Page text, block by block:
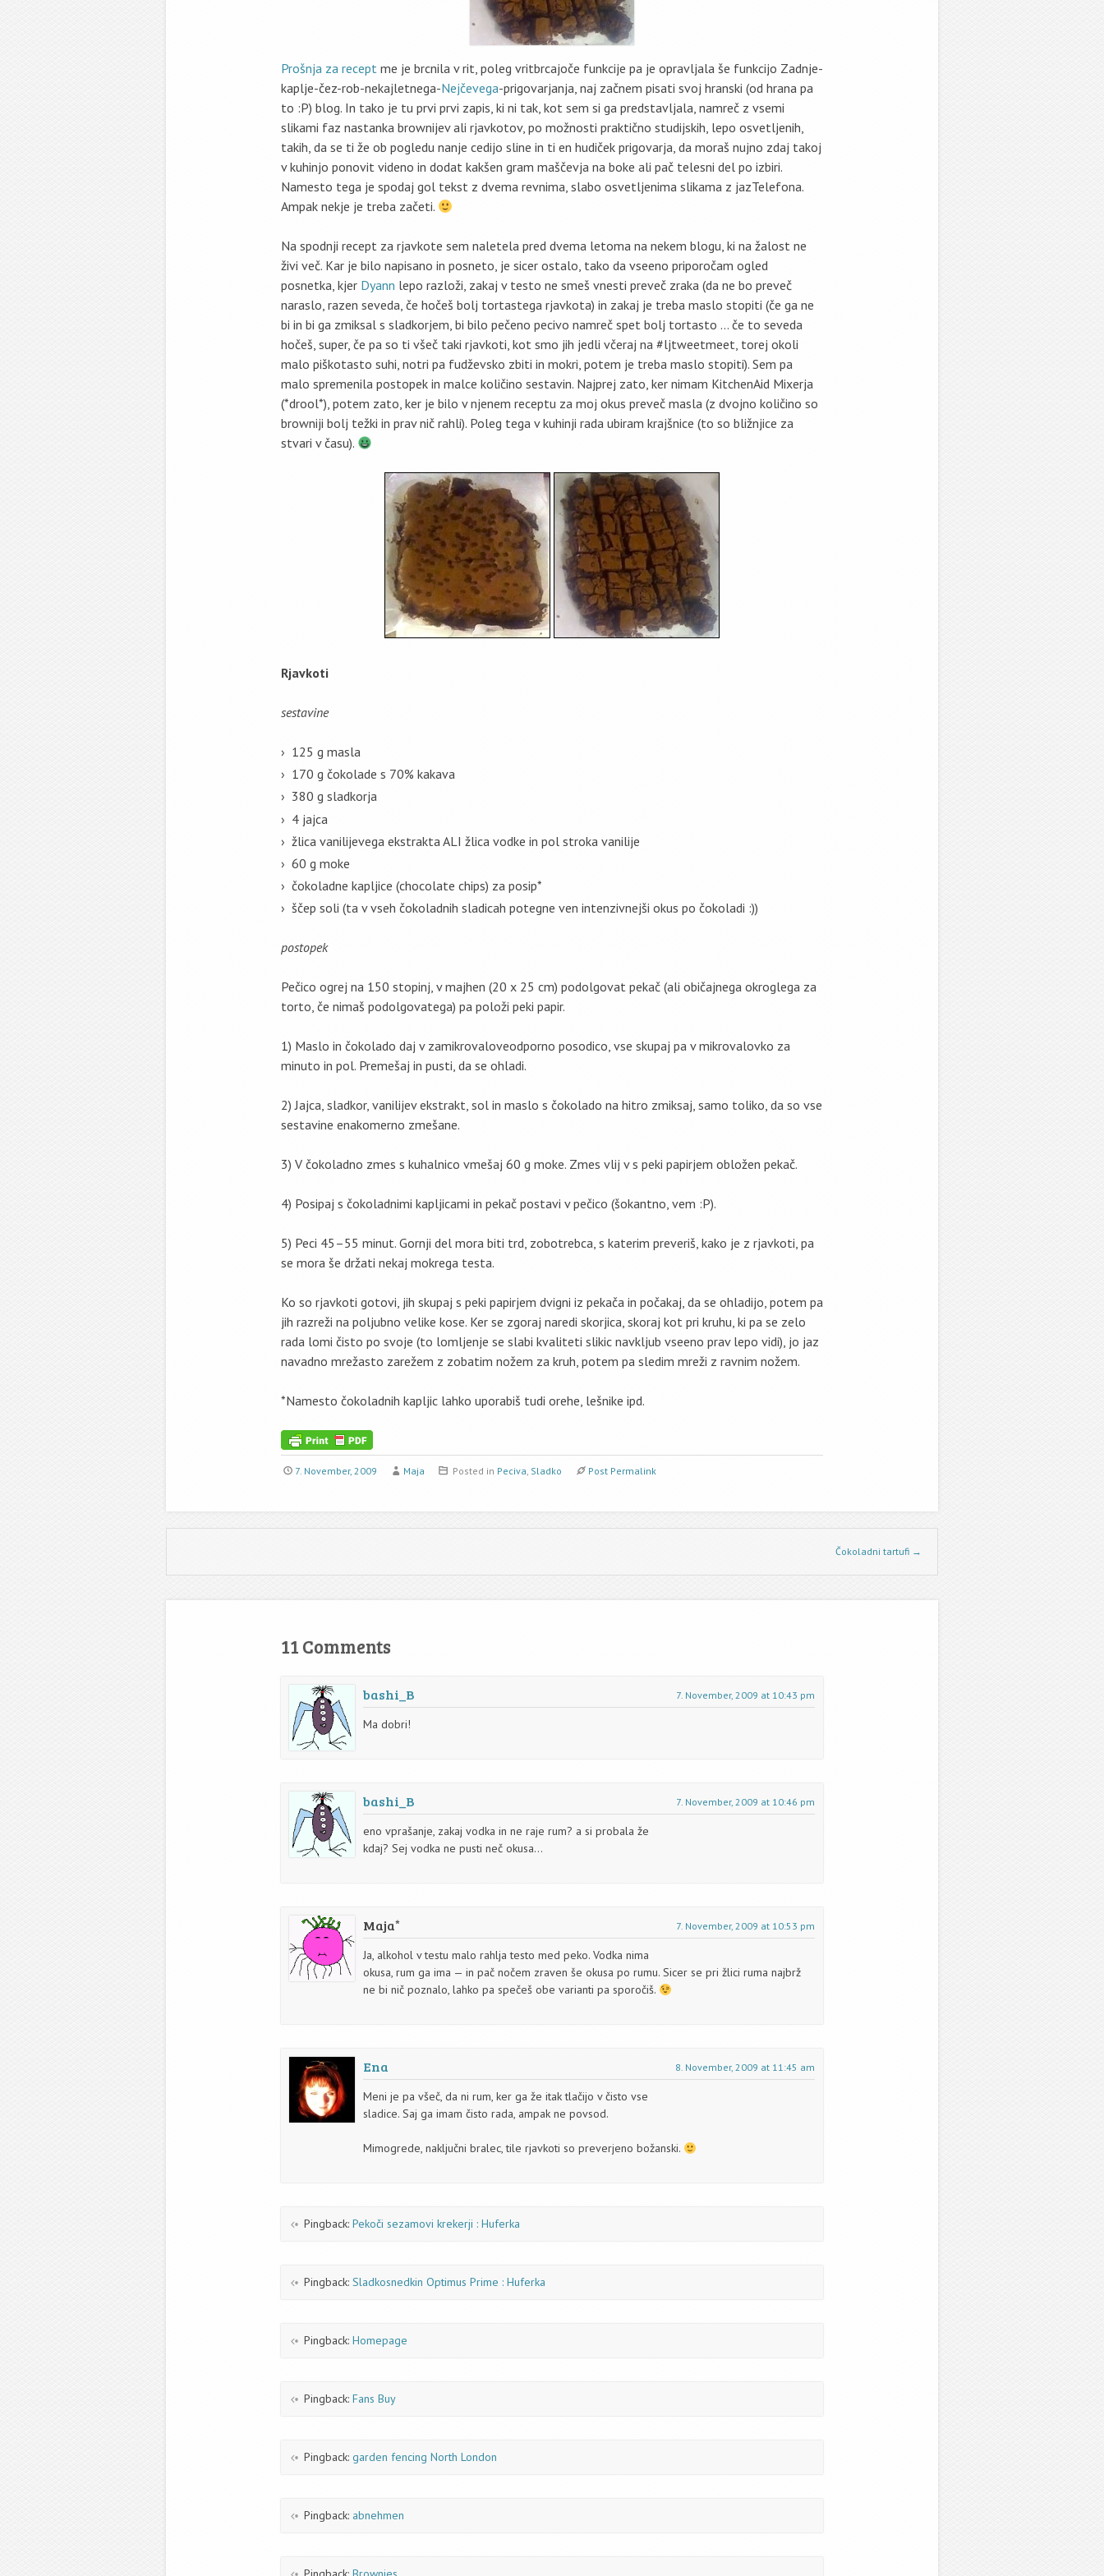
Prošnja za recept me je brcnila v rit, poleg vritbrcajoče funkcije pa je opravljala še funkcijo Zadnje-
kaplje-čez-rob-nekajletnega-Nejčevega-prigovarjanja, naj začnem pisati svoj hranski (od hrana pa
to :P) blog. In tako je tu prvi prvi zapis, ki ni tak, kot sem si ga predstavljala, namreč z vsemi
slikami faz nastanka brownijev ali rjavkotov, po možnosti praktično studijskih, lepo osvetljenih,
takih, da se ti že ob pogledu nanje cedijo sline in ti en hudiček prigovarja, da moraš nujno zdaj takoj
v kuhinjo ponovit videno in dodat kakšen gram maščevja na boke ali pač telesni del po izbiri.
Namesto tega je spodaj gol tekst z dvema revnima, slabo osvetljenima slikama z jazTelefona.
Ampak nekje je treba začeti.
Na spodnji recept za rjavkote sem naletela pred dvema letoma na nekem blogu, ki na žalost ne
živi več. Kar je bilo napisano in posneto, je sicer ostalo, tako da vseeno priporočam ogled
posnetka, kjer Dyann lepo razloži, zakaj v testo ne smeš vnesti preveč zraka (da ne bo preveč
naraslo, razen seveda, če hočeš bolj tortastega rjavkota) in zakaj je treba maslo stopiti (če ga ne
bi in bi ga zmiksal s sladkorjem, bi bilo pečeno pecivo namreč spet bolj tortasto … če to seveda
hočeš, super, če pa so ti všeč taki rjavkoti, kot smo jih jedli včeraj na #ljtweetmeet, torej okoli
malo piškotasto suhi, notri pa fudževsko zbiti in mokri, potem je treba maslo stopiti). Sem pa
malo spremenila postopek in malce količino sestavin. Najprej zato, ker nimam KitchenAid Mixerja
(*drool*), potem zato, ker je bilo v njenem receptu za moj okus preveč masla (z dvojno količino so
browniji bolj težki in prav nič rahli). Poleg tega v kuhinji rada ubiram krajšnice (to so bližnjice za
stvari v času).
Rjavkoti
sestavine
125 g masla
170 g čokolade s 70% kakava
380 g sladkorja
4 jajca
žlica vanilijevega ekstrakta ALI žlica vodke in pol stroka vanilije
60 g moke
čokoladne kapljice (chocolate chips) za posip*
ščep soli (ta v vseh čokoladnih sladicah potegne ven intenzivnejši okus po čokoladi :))
postopek
Pečico ogrej na 150 stopinj, v majhen (20 x 25 cm) podolgovat pekač (ali običajnega okroglega za
torto, če nimaš podolgovatega) pa položi peki papir.
1) Maslo in čokolado daj v zamikrovaloveodporno posodico, vse skupaj pa v mikrovalovko za
minuto in pol. Premešaj in pusti, da se ohladi.
2) Jajca, sladkor, vanilijev ekstrakt, sol in maslo s čokolado na hitro zmiksaj, samo toliko, da so vse
sestavine enakomerno zmešane.
3) V čokoladno zmes s kuhalnico vmešaj 60 g moke. Zmes vlij v s peki papirjem obložen pekač.
4) Posipaj s čokoladnimi kapljicami in pekač postavi v pečico (šokantno, vem :P).
5) Peci 45–55 minut. Gornji del mora biti trd, zobotrebca, s katerim preveriš, kako je z rjavkoti, pa
se mora še držati nekaj mokrega testa.
Ko so rjavkoti gotovi, jih skupaj s peki papirjem dvigni iz pekača in počakaj, da se ohladijo, potem pa
jih razreži na poljubno velike kose. Ker se zgoraj naredi skorjica, skoraj kot pri kruhu, ki pa se zelo
rada lomi čisto po svoje (to lomljenje se slabi kvaliteti slikic navkljub vseeno prav lepo vidi), jo jaz
navadno mrežasto zarežem z zobatim nožem za kruh, potem pa sledim mreži z ravnim nožem.
*Namesto čokoladnih kapljic lahko uporabiš tudi orehe, lešnike ipd.
7. November, 2009 Maja Posted in Peciva, Sladko Post Permalink
Čokoladni tartufi →
11 Comments
bashi_B 7. November, 2009 at 10:43 pm
Ma dobri!
bashi_B 7. November, 2009 at 10:46 pm
eno vprašanje, zakaj vodka in ne raje rum? a si probala že
kdaj? Sej vodka ne pusti neč okusa…
Maja 7. November, 2009 at 10:53 pm
Ja, alkohol v testu malo rahlja testo med peko. Vodka nima
okusa, rum ga ima — in pač nočem zraven še okusa po rumu. Sicer se pri žlici ruma najbrž
ne bi nič poznalo, lahko pa spečeš obe varianti pa sporočiš.
Ena 8. November, 2009 at 11:45 am
Meni je pa všeč, da ni rum, ker ga že itak tlačijo v čisto vse
sladice. Saj ga imam čisto rada, ampak ne povsod.
Mimogrede, naključni bralec, tile rjavkoti so preverjeno božanski.
Pingback: Pekoči sezamovi krekerji : Huferka
Pingback: Sladkosnedkin Optimus Prime : Huferka
Pingback: Homepage
Pingback: Fans Buy
Pingback: garden fencing North London
Pingback: abnehmen